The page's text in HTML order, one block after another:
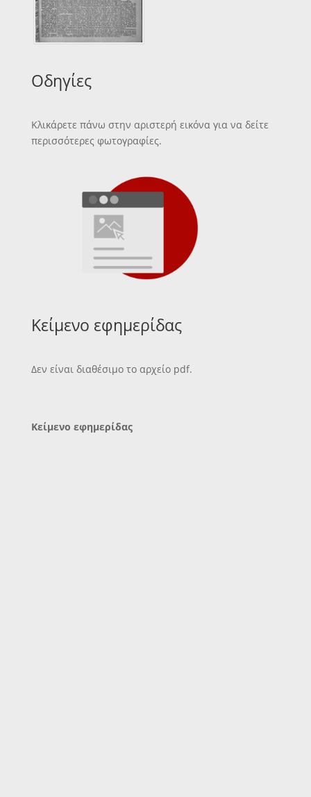
Οδηγίες
Κλικάρετε πάνω στην αριστερή εικόνα για να δείτε
περισσότερες φωτογραφίες.
Κείμενο εφημερίδας
Δεν είναι διαθέσιμο το αρχείο pdf.
Κείμενο εφημερίδας